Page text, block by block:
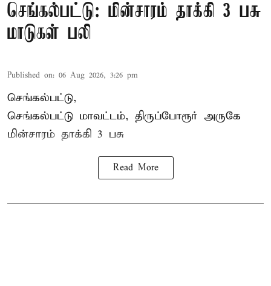
செங்கல்பட்டு: மின்சாரம் தாக்கி 3 பசு
மாடுகள் பலி
Published on: 06 Aug 2026, 3:26 pm
செங்கல்பட்டு,
செங்கல்பட்டு மாவட்டம், திருப்போரூர் அருகே
மின்சாரம் தாக்கி 3 பசு
Read More